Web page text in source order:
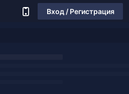
Вход / Регистрация